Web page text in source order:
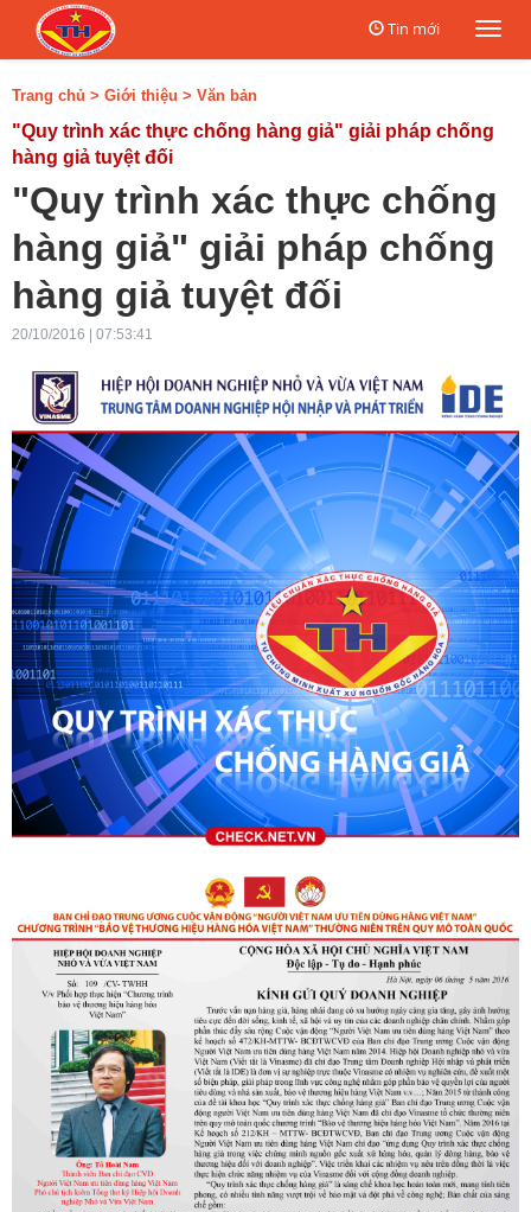
Tin mới
Trang chủ > Giới thiệu > Văn bản
"Quy trình xác thực chống hàng giả" giải pháp chống
hàng giả tuyệt đối
"Quy trình xác thực chống
hàng giả" giải pháp chống
hàng giả tuyệt đối
20/10/2016 | 07:53:41